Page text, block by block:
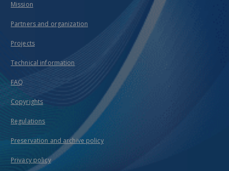
Mission
Partners and organization
Projects
Technical information
FAQ
Copyrights
Regulations
Preservation and archive policy
Privacy policy